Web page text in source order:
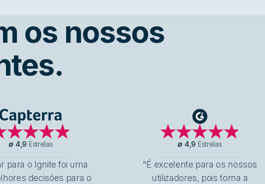
os nossos
Capterra
∅ 4,9 Estrelas
para o Ignite foi uma
decisões para o
G2
∅ 4,9 Estrelas
"É excelente para os nossos
utilizadores, pois torna a